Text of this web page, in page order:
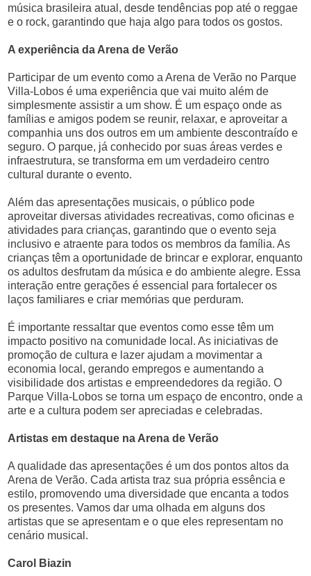
música brasileira atual, desde tendências pop até o reggae
e o rock, garantindo que haja algo para todos os gostos.
A experiência da Arena de Verão
Participar de um evento como a Arena de Verão no Parque
Villa-Lobos é uma experiência que vai muito além de
simplesmente assistir a um show. É um espaço onde as
famílias e amigos podem se reunir, relaxar, e aproveitar a
companhia uns dos outros em um ambiente descontraído e
seguro. O parque, já conhecido por suas áreas verdes e
infraestrutura, se transforma em um verdadeiro centro
cultural durante o evento.
Além das apresentações musicais, o público pode
aproveitar diversas atividades recreativas, como oficinas e
atividades para crianças, garantindo que o evento seja
inclusivo e atraente para todos os membros da família. As
crianças têm a oportunidade de brincar e explorar, enquanto
os adultos desfrutam da música e do ambiente alegre. Essa
interação entre gerações é essencial para fortalecer os
laços familiares e criar memórias que perduram.
É importante ressaltar que eventos como esse têm um
impacto positivo na comunidade local. As iniciativas de
promoção de cultura e lazer ajudam a movimentar a
economia local, gerando empregos e aumentando a
visibilidade dos artistas e empreendedores da região. O
Parque Villa-Lobos se torna um espaço de encontro, onde a
arte e a cultura podem ser apreciadas e celebradas.
Artistas em destaque na Arena de Verão
A qualidade das apresentações é um dos pontos altos da
Arena de Verão. Cada artista traz sua própria essência e
estilo, promovendo uma diversidade que encanta a todos
os presentes. Vamos dar uma olhada em alguns dos
artistas que se apresentam e o que eles representam no
cenário musical.
Carol Biazin